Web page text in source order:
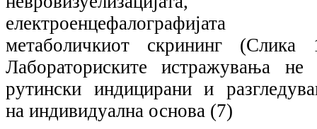
метаболичкиот скрининг (Слика
Лабораториските истражувања не
рутински индицирани и
на индивидуална основа (7)